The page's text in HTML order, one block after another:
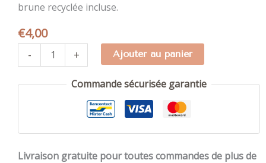
brune recyclée incluse.
€4,00
-
quantité
de
Carte
+ Ajouter au panier
Commande sécurisée garantie
Livraison gratuite pour toutes commandes de plus de